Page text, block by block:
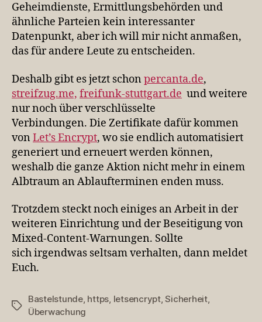
Geheimdienste, Ermittlungsbehörden und
ähnliche Parteien kein interessanter
Datenpunkt, aber ich will mir nicht anmaßen,
das für andere Leute zu entscheiden.
Deshalb gibt es jetzt schon percanta.de,
streifzug.me, freifunk-stuttgart.de und weitere
nur noch über verschlüsselte
Verbindungen. Die Zertifikate dafür kommen
von Let’s Encrypt, wo sie endlich automatisiert
generiert und erneuert werden können,
weshalb die ganze Aktion nicht mehr in einem
Albtraum an Ablaufterminen enden muss.
Trotzdem steckt noch einiges an Arbeit in der
weiteren Einrichtung und der Beseitigung von
Mixed-Content-Warnungen. Sollte
sich irgendwas seltsam verhalten, dann meldet
Euch.
Schlagwörter
Bastelstunde, https, letsencrypt,Sicherheit,
Überwachung